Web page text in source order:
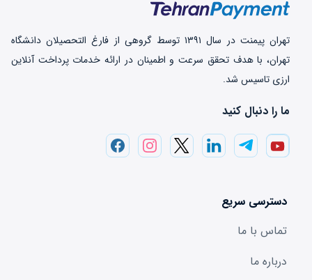
تهران‌ پیمنت در سال ۱۳۹۱ توسط گروهی از فارغ التحصیلان دانشگاه
تهران، با هدف تحقق سرعت و اطمینان در ارائه خدمات پرداخت‌ آنلاین
ارزی تاسیس شد.
ما را دنبال کنید
دسترسی سریع
تماس با ما
درباره ما